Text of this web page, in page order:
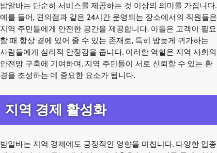
밤알바는 단순히 서비스를 제공하는 것 이상의 의미를 가집니다.
예를 들어, 편의점과 같은 24시간 운영되는 장소에서의 직원들은
지역 주민들에게 안전한 공간을 제공합니다. 이들은 고객이 필요
할 때 항상 곁에 있어 줄 수 있는 존재로, 특히 밤늦게 귀가하는
사람들에게 심리적 안정감을 줍니다. 이러한 역할은 지역 사회의
안전망 구축에 기여하며, 지역 주민들이 서로 신뢰할 수 있는 환
경을 조성하는 데 중요한 요소가 됩니다.
지역 경제 활성화
밤알바는 지역 경제에도 긍정적인 영향을 미칩니다. 다양한 업종